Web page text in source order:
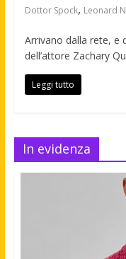
Dottor Spock, Leonard
Arrivano dalla rete, e
dell’attore Zachary
Leggi tutto
In evidenza